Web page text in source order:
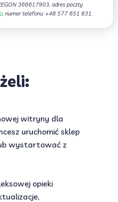
witryny dla
uruchomić sklep
wystartować z
opieki
366617903, adres poczty
, numer telefonu: +48 577 651 831.